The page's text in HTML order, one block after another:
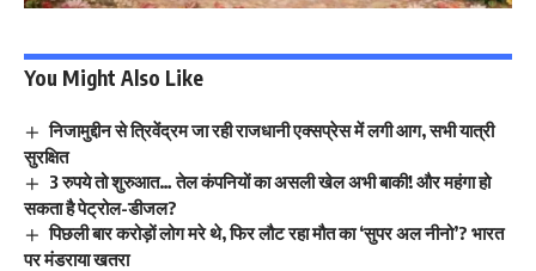
You Might Also Like
निजामुद्दीन से त्रिवेंद्रम जा रही राजधानी एक्सप्रेस में लगी आग, सभी यात्री
सुरक्षित
3 रुपये तो शुरुआत… तेल कंपनियों का असली खेल अभी बाकी! और महंगा हो
सकता है पेट्रोल-डीजल?
पिछली बार करोड़ों लोग मरे थे, फिर लौट रहा मौत का ‘सुपर अल नीनो’? भारत
पर मंडराया खतरा